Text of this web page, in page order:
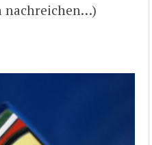
nachreichen…)